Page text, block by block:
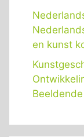
en kunst